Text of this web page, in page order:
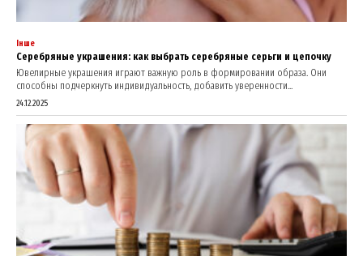
Інше
Серебряные украшения: как выбрать серебряные серьги и цепочку
Ювелирные украшения играют важную роль в формировании образа. Они
способны подчеркнуть индивидуальность, добавить уверенности...
24.12.2025